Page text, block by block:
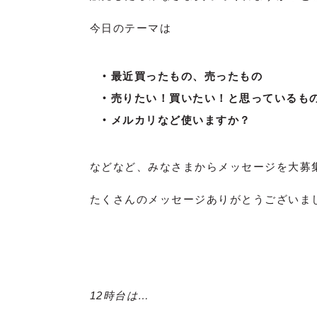
今日のテーマは
最近買ったもの、売ったもの
売りたい！買いたい！と思っているも
メルカリなど使いますか？
などなど、みなさまからメッセージを大募
たくさんのメッセージありがとうございま
12時台は…